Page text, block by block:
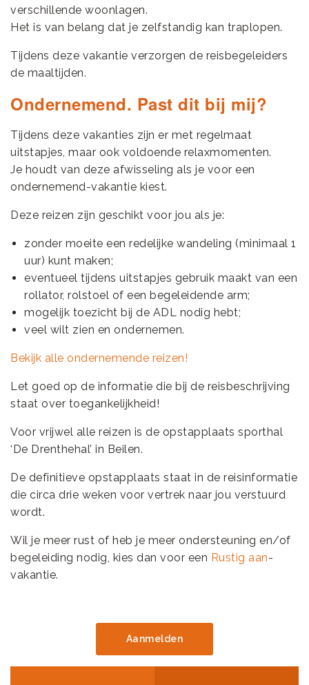
verschillende woonlagen.
Het is van belang dat je zelfstandig kan traplopen.
Tijdens deze vakantie verzorgen de reisbegeleiders
de maaltijden.
Ondernemend. Past dit bij mij?
Tijdens deze vakanties zijn er met regelmaat
uitstapjes, maar ook voldoende relaxmomenten.
Je houdt van deze afwisseling als je voor een
ondernemend-vakantie kiest.
Deze reizen zijn geschikt voor jou als je:
zonder moeite een redelijke wandeling (minimaal 1
uur) kunt maken;
eventueel tijdens uitstapjes gebruik maakt van een
rollator, rolstoel of een begeleidende arm;
mogelijk toezicht bij de ADL nodig hebt;
veel wilt zien en ondernemen.
Bekijk alle ondernemende reizen!
Let goed op de informatie die bij de reisbeschrijving
staat over toegankelijkheid!
Voor vrijwel alle reizen is de opstapplaats sporthal
‘De Drenthehal’ in Beilen.
De definitieve opstapplaats staat in de reisinformatie
die circa drie weken voor vertrek naar jou verstuurd
wordt.
Wil je meer rust of heb je meer ondersteuning en/of
begeleiding nodig, kies dan voor een Rustig aan-
vakantie.
Aanmelden